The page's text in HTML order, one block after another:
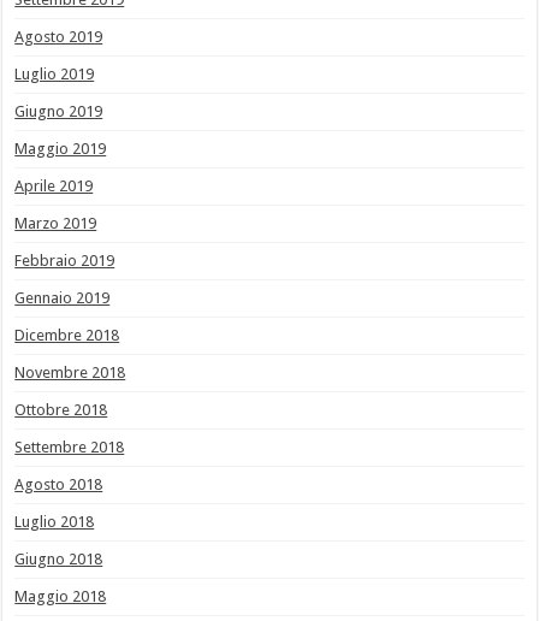
Agosto 2019
Luglio 2019
Giugno 2019
Maggio 2019
Aprile 2019
Marzo 2019
Febbraio 2019
Gennaio 2019
Dicembre 2018
Novembre 2018
Ottobre 2018
Settembre 2018
Agosto 2018
Luglio 2018
Giugno 2018
Maggio 2018